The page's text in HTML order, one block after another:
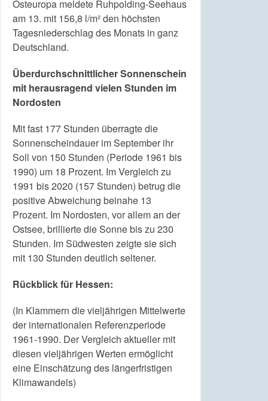
Osteuropa meldete Ruhpolding-Seehaus
am 13. mit 156,8 l/m² den höchsten
Tagesniederschlag des Monats in ganz
Deutschland.
Überdurchschnittlicher Sonnenschein
mit herausragend vielen Stunden im
Nordosten
Mit fast 177 Stunden überragte die
Sonnenscheindauer im September ihr
Soll von 150 Stunden (Periode 1961 bis
1990) um 18 Prozent. Im Vergleich zu
1991 bis 2020 (157 Stunden) betrug die
positive Abweichung beinahe 13
Prozent. Im Nordosten, vor allem an der
Ostsee, brillierte die Sonne bis zu 230
Stunden. Im Südwesten zeigte sie sich
mit 130 Stunden deutlich seltener.
Rückblick für Hessen:
(In Klammern die vieljährigen Mittelwerte
der internationalen Referenzperiode
1961-1990. Der Vergleich aktueller mit
diesen vieljährigen Werten ermöglicht
eine Einschätzung des längerfristigen
Klimawandels)